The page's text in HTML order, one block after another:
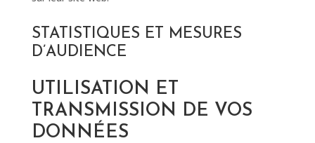
STATISTIQUES ET MESURES
D’AUDIENCE
UTILISATION ET
TRANSMISSION DE VOS
DONNÉES